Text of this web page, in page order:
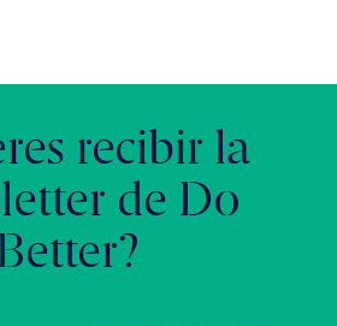
recibir la
de Do